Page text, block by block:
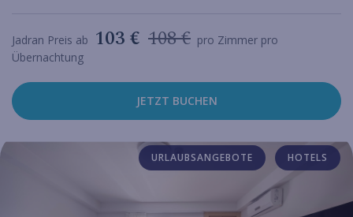
Jadran Preis ab 103 € 108 € pro Zimmer pro
Übernachtung
JETZT BUCHEN
URLAUBSANGEBOTE HOTELS